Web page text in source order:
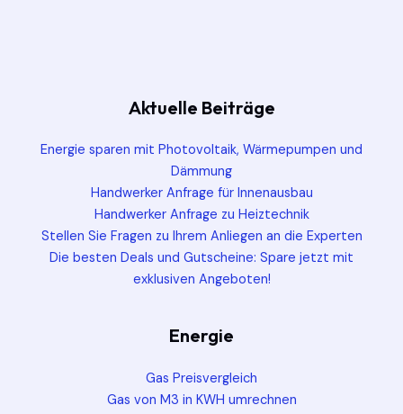
Aktuelle Beiträge
Energie sparen mit Photovoltaik, Wärmepumpen und
Dämmung
Handwerker Anfrage für Innenausbau
Handwerker Anfrage zu Heiztechnik
Stellen Sie Fragen zu Ihrem Anliegen an die Experten
Die besten Deals und Gutscheine: Spare jetzt mit
exklusiven Angeboten!
Energie
Gas Preisvergleich
Gas von M3 in KWH umrechnen